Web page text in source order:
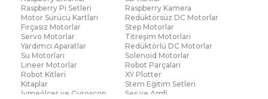
Raspberry Pi Setleri
Raspberry Kamera
Motor Sürücü Kartları
Redüktörsüz DC Motorlar
Fırçasız Motorlar
Step Motorlar
Servo Motorlar
Titreşim Motorları
Yardımcı Aparatlar
Redüktörlü DC Motorlar
Su Motorları
Solenoid Motorlar
Lineer Motorlar
Robot Parçaları
Robot Kitleri
XY Plotter
Kitaplar
Stem Eğitim Setleri
İvmeölçer ve Gyroscop
Ses ve Amfi